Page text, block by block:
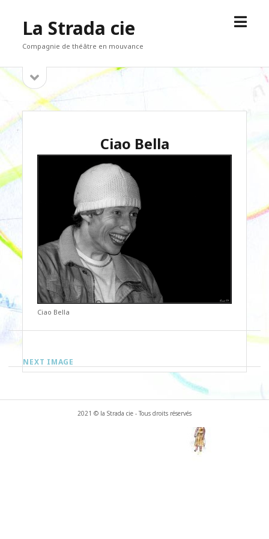
La Strada cie
Compagnie de théâtre en mouvance
open
Sidebar
sidebar
Ciao Bella
Ciao Bella
NEXT IMAGE
2021 © la Strada cie - Tous droits réservés